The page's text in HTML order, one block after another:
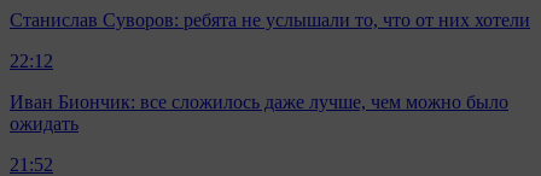
Станислав Суворов: ребята не услышали то, что от них хотели
22:12
Иван Биончик: все сложилось даже лучше, чем можно было
ожидать
21:52